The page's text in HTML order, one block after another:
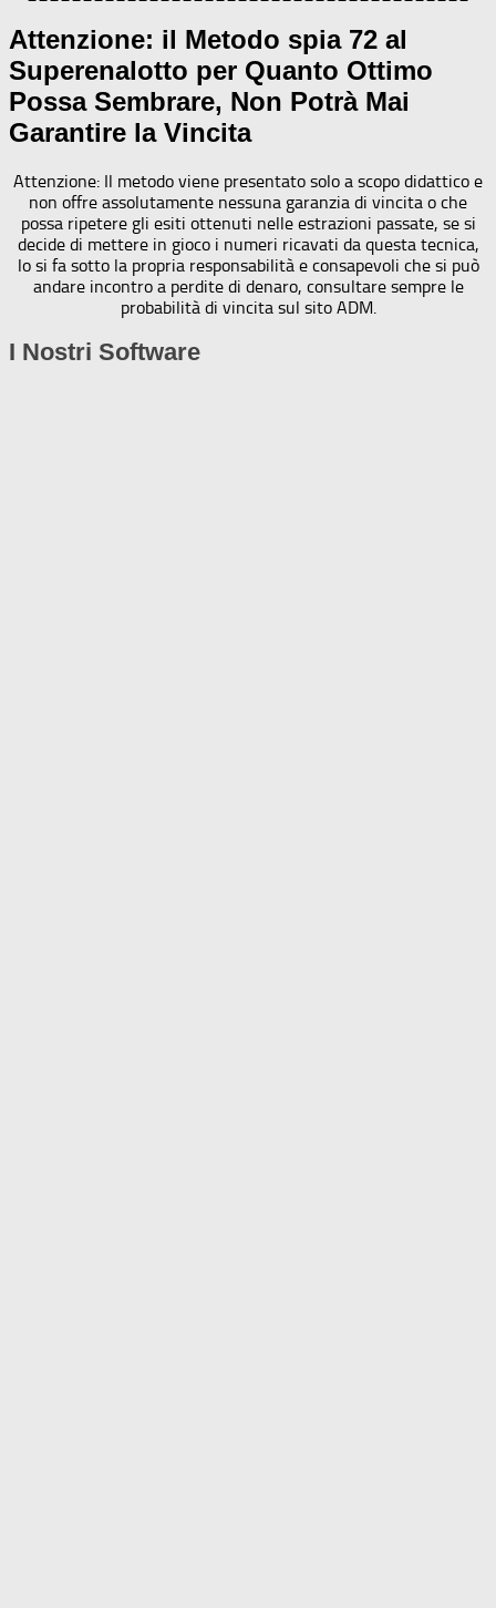
Attenzione: il Metodo spia 72 al
Superenalotto per Quanto Ottimo
Possa Sembrare, Non Potrà Mai
Garantire la Vincita
Attenzione: Il metodo viene presentato solo a scopo didattico e
non offre assolutamente nessuna garanzia di vincita o che
possa ripetere gli esiti ottenuti nelle estrazioni passate, se si
decide di mettere in gioco i numeri ricavati da questa tecnica,
lo si fa sotto la propria responsabilità e consapevoli che si può
andare incontro a perdite di denaro, consultare sempre le
probabilità di vincita sul sito ADM.
I Nostri Software